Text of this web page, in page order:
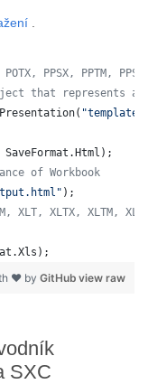
PPSX, PPTM,
that represents a
Presentation(
SaveFormat . Html );
of Workbook
);
XLT, XLTX, XLTM,
.Xls );
view raw
❤ by GitHub
SXC